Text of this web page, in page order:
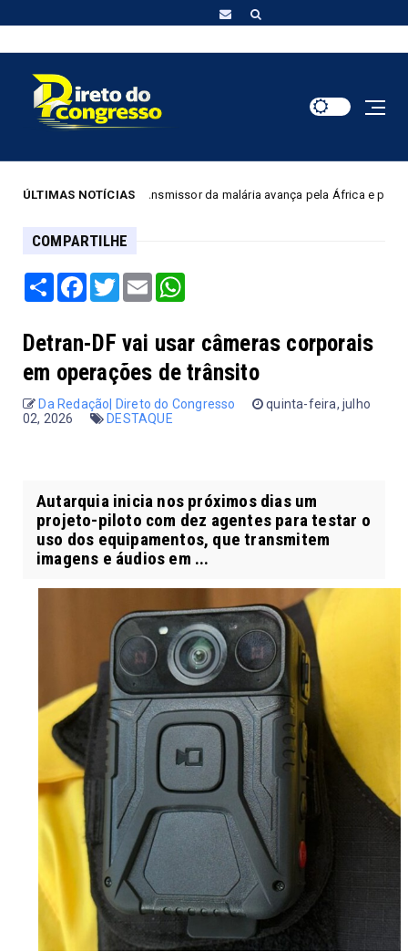
ÚLTIMAS NOTÍCIAS
Mosquito transmissor da malária avança pela África e preocupa por
COMPARTILHE
Share Facebook
TwitterEmail
Detran-DF vai usar câmeras corporais
em operações de trânsito
Da Redação| Direto do Congresso
quinta-feira, julho
02, 2026
DESTAQUE
Autarquia inicia nos próximos dias um
projeto-piloto com dez agentes para testar o
uso dos equipamentos, que transmitem
imagens e áudios em ...